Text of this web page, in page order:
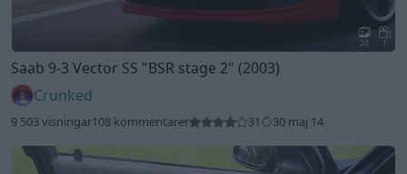
20 1
Saab 9-3 Vector SS "BSR stage 2" (2003)
Crunked
9 503 visningar108 kommentarer 31 30 maj 14